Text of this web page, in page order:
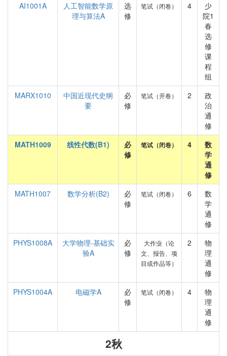
AI1001A
人工智能数学原
理与算法A
选
修
笔试（闭卷） 4
少
院1
春
选
修
课
程
组
MARX1010
中国近现代史纲
要
必
修
笔试（开卷） 2
政
治
通
修
MATH1009
线性代数(B1)
必
修
笔试（闭卷） 4
数
学
通
修
MATH1007
数学分析(B2)
必
修
笔试（闭卷） 6
数
学
通
修
PHYS1008A
大学物理-基础实
验A
必
修
大作业（论
文、报告、项
目或作品等）
2
物
理
通
修
PHYS1004A
电磁学A
必
修
笔试（闭卷） 4
物
理
通
修
2秋